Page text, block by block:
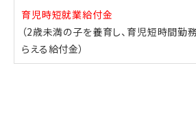
育児時短就業給付金
（2歳未満の子を養育し、育児短時間勤
らえる給付金）